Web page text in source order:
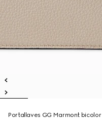
Portallaves GG Marmont bicolor